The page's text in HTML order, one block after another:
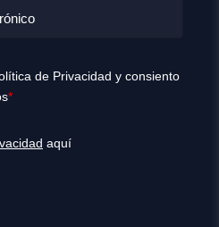
de Privacidad y consiento
*
aquí